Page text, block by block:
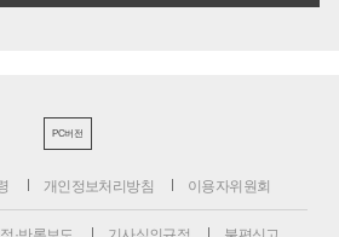
PC버전
개인정보처리방침 이용자위원회